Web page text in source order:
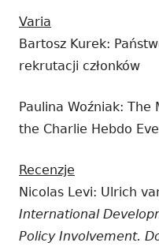
Varia
Bartosz Kurek:
rekrutacji członków
Paulina Woźniak:
the Charlie Hebdo
Recenzje
Nicolas Levi: Ulrich
International
Policy Involvement.